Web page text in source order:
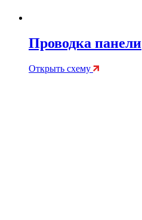
Проводка панели
Открыть схему